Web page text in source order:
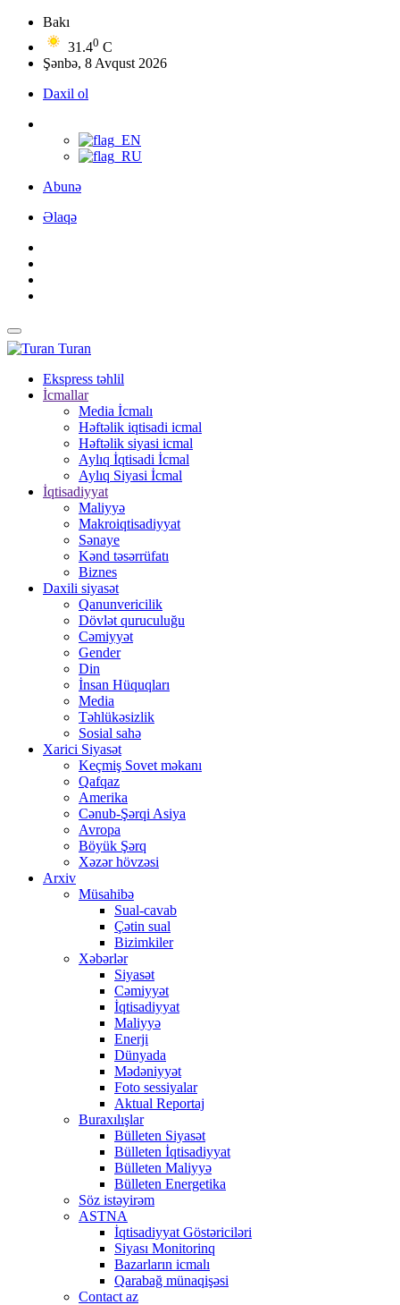
Bakı
31.40 C
Şənbə, 8 Avqust 2026
Daxil ol
Abunə
Əlaqə
Turan
Ekspress təhlil
İcmallar
Media İcmalı
Həftəlik iqtisadi icmal
Həftəlik siyasi icmal
Aylıq İqtisadi İcmal
Aylıq Siyasi İcmal
İqtisadiyyat
Maliyyə
Makroiqtisadiyyat
Sənaye
Kənd təsərrüfatı
Biznes
Daxili siyasət
Qanunvericilik
Dövlət quruculuğu
Cəmiyyət
Gender
Din
İnsan Hüquqları
Media
Təhlükəsizlik
Sosial sahə
Xarici Siyasət
Keçmiş Sovet məkanı
Qafqaz
Amerika
Cənub-Şərqi Asiya
Avropa
Böyük Şərq
Xəzər hövzəsi
Arxiv
Müsahibə
Sual-cavab
Çətin sual
Bizimkiler
Xəbərlər
Siyasət
Cəmiyyət
İqtisadiyyat
Maliyyə
Enerji
Dünyada
Mədəniyyət
Foto sessiyalar
Aktual Reportaj
Buraxılışlar
Bülleten Siyasət
Bülleten İqtisadiyyat
Bülleten Maliyyə
Bülleten Energetika
Söz istəyirəm
ASTNA
İqtisadiyyat Göstəriciləri
Siyası Monitorinq
Bazarların icmalı
Qarabağ münaqişəsi
Contact az